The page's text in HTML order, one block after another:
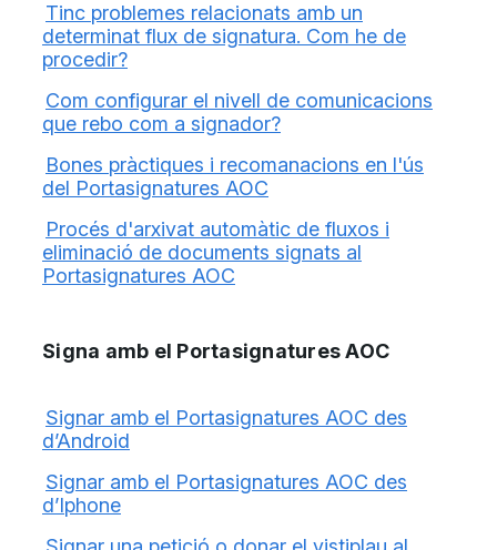
Tinc problemes relacionats amb un
determinat flux de signatura. Com he de
procedir?
Com configurar el nivell de comunicacions
que rebo com a signador?
Bones pràctiques i recomanacions en l'ús
del Portasignatures AOC
Procés d'arxivat automàtic de fluxos i
eliminació de documents signats al
Portasignatures AOC
Signa amb el Portasignatures AOC
Signar amb el Portasignatures AOC des
d’Android
Signar amb el Portasignatures AOC des
d’Iphone